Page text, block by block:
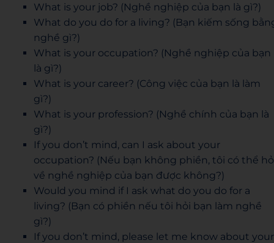
What is your job? (Nghề nghiệp của bạn là gì?)
What do you do for a living? (Bạn kiếm sống
nghề gì?)
What is your occupation? (Nghề nghiệp của bạn
là gì?)
What is your career? (Công việc của bạn là làm
gì?)
What is your profession? (Nghề chính của bạn là
gì?)
If you don’t mind, can I ask about your
occupation? (Nếu bạn không phiền, tôi có thể
về nghề nghiệp của bạn được không?)
Would you mind if I ask what do you do for a
living? (Bạn có phiền nếu tôi hỏi bạn làm nghề
gì?)
If you don’t mind, please let me know about your